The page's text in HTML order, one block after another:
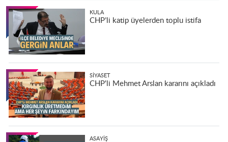
KULA
CHP’li katip üyelerden toplu istifa
SIYASET
CHP'li Mehmet Arslan kararını açıkladı
ASAYIŞ